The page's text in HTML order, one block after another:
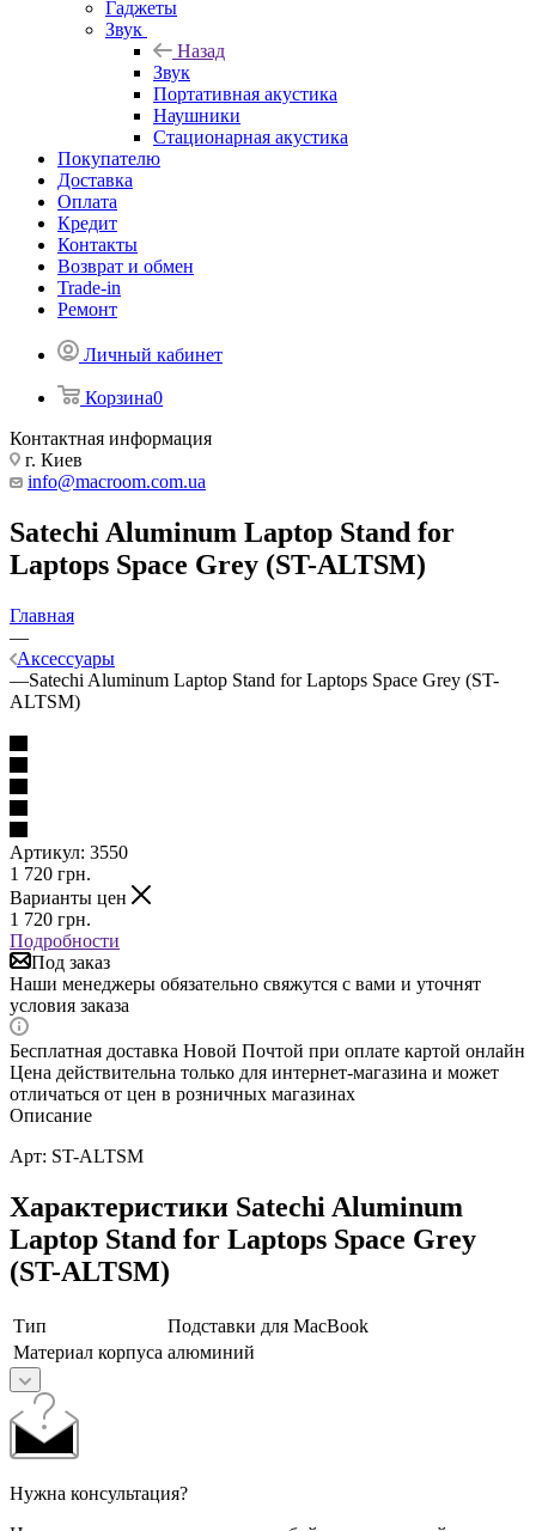
Гаджеты
Звук
Назад
Звук
Портативная акустика
Наушники
Стационарная акустика
Покупателю
Доставка
Оплата
Кредит
Контакты
Возврат и обмен
Trade-in
Ремонт
Личный кабинет
Корзина0
Контактная информация
г. Киев
info@macroom.com.ua
Satechi Aluminum Laptop Stand for
Laptops Space Grey (ST-ALTSM)
Главная
—
Аксессуары
—Satechi Aluminum Laptop Stand for Laptops Space Grey (ST-
ALTSM)
Артикул: 3550
1 720 грн.
Варианты цен
1 720 грн.
Подробности
Под заказ
Наши менеджеры обязательно свяжутся с вами и уточнят
условия заказа
Бесплатная доставка Новой Почтой при оплате картой онлайн
Цена действительна только для интернет-магазина и может
отличаться от цен в розничных магазинах
Описание
Арт: ST-ALTSM
Характеристики Satechi Aluminum
Laptop Stand for Laptops Space Grey
(ST-ALTSM)
Тип
Подставки для MacBook
Материал корпуса алюминий
Нужна консультация?